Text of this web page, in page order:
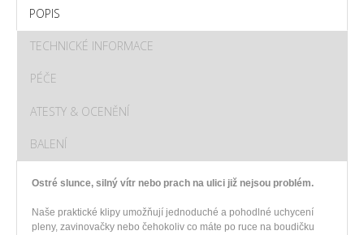
POPIS
TECHNICKÉ INFORMACE
PÉČE
ATESTY & OCENĚNÍ
BALENÍ
Ostré slunce, silný vítr nebo prach na ulici již nejsou problém.
Naše praktické klipy umožňují jednoduché a pohodlné uchycení
pleny, zavinovačky nebo čehokoliv co máte po ruce na boudičku